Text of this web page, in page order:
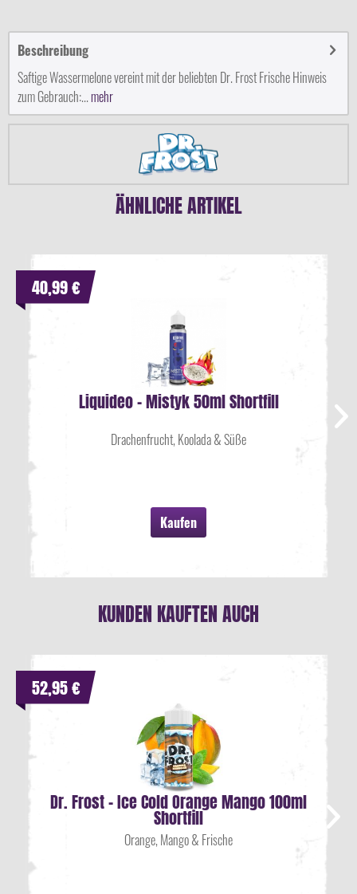
Beschreibung
Saftige Wassermelone vereint mit der beliebten Dr. Frost Frische Hinweis
zum Gebrauch:...mehr
ÄHNLICHE ARTIKEL
Liquideo - Mistyk 50ml Shortfill
Drachenfrucht, Koolada & Süße
Kaufen
40,99 €
KUNDEN KAUFTEN AUCH
Dr. Frost - Ice Cold Orange Mango 100ml
Shortfill
Orange, Mango & Frische
52,95 €